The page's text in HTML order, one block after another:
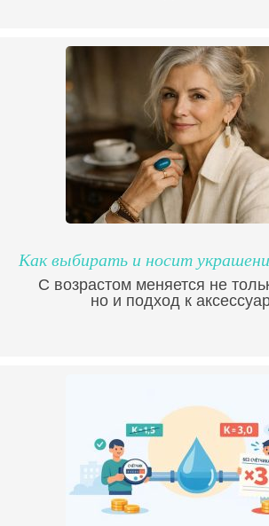
Как выбирать и носит
С возрастом меняется не
но и подход к